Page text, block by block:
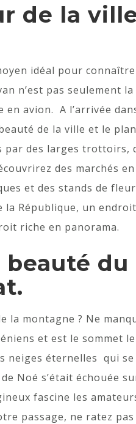
de la
idéal pour
n’est pas seulement
en avion. A l’arrivée
de la ville et le
par des larges trottoirs,
des marchés
et des stands de
la République, un
riche en panorama.
du
la montagne ? Ne
et est le sommet
neiges éternelles qui
de Noé s’était échouée
fascine les
passage, ne ratez